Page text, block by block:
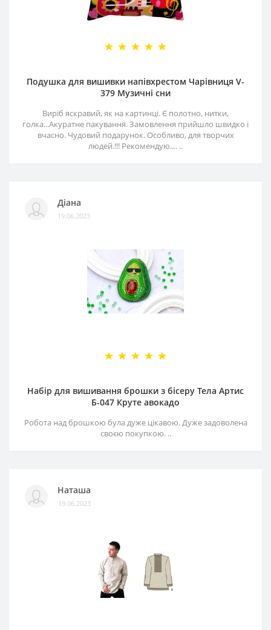
Подушка для вишивки напівхрестом Чарівниця V-
379 Музичні сни
Виріб яскравий, як на картинці. Є полотно, нитки,
голка...Акуратне пакування. Замовлення прийшло швидко і
вчасно. Чудовий подарунок. Особливо, для творчих
людей.!!! Рекомендую.... ..
Діана
19.06.2023
Набір для вишивання брошки з бісеру Тела Артис
Б-047 Круте авокадо
Робота над брошкою була дуже цікавою. Дуже задоволена
своєю покупкою. ..
Наташа
19.06.2023